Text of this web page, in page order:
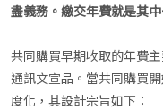
盡義務。繳交年費就是其中
共同購買早期收取的年費
通訊文宣品。當共同購買
度化，其設計宗旨如下：